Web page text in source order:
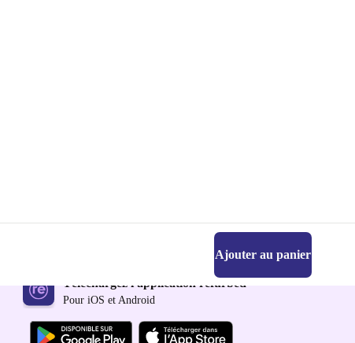
Ajouter au panier
Téléchargez l'application refurbed
Pour iOS et Android